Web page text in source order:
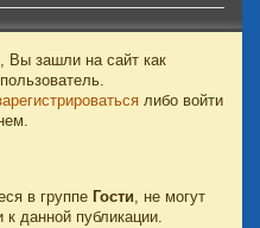
Вы зашли на сайт как
либо войти
в группе Гости, не могут
к данной публикации.